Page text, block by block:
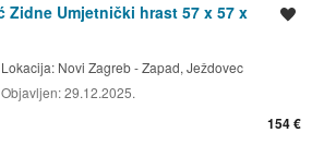
Umjetnički hrast 57 x 57 x
Lokacija: Novi Zagreb - Zapad, Ježdovec
Objavljen:29.12.2025.
154 €